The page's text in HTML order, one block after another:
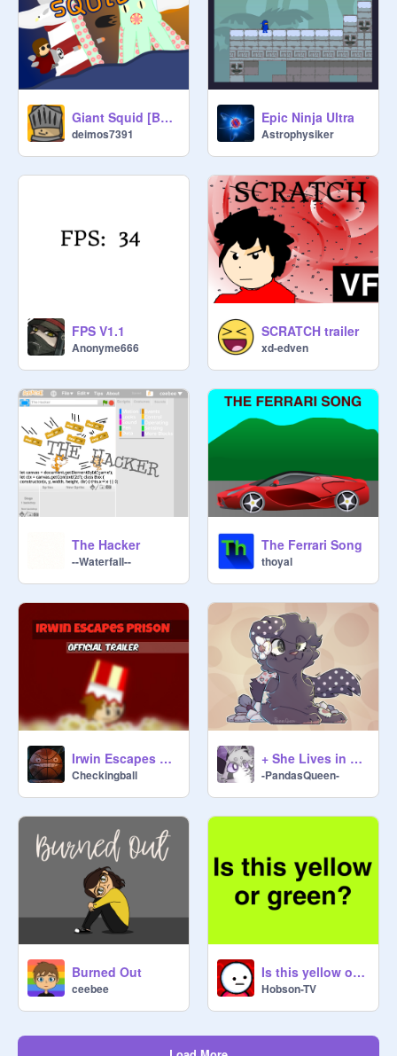
Giant Squid [Boss Battle]
deimos7391
Epic Ninja Ultra
Astrophysiker
FPS V1.1
Anonyme666
SCRATCH trailer
xd-edven
The Hacker
--Waterfall--
The Ferrari Song
thoyal
Irwin Escapes Prison: Official Trailer
Checkingball
+ She Lives in Her World, So Unaware +
-PandasQueen-
Burned Out
ceebee
Is this yellow or green?
Hobson-TV